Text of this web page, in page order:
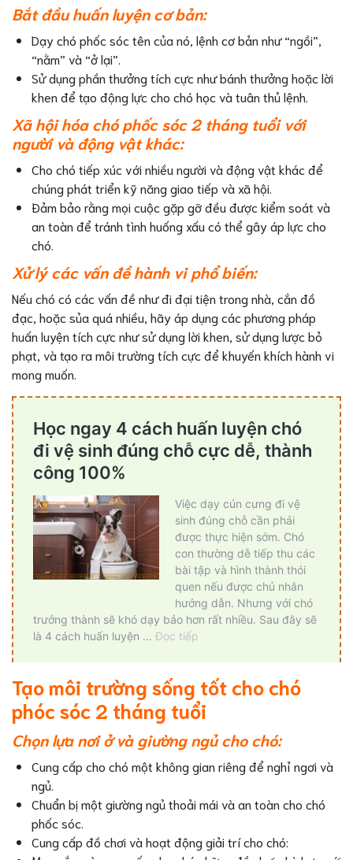
Bắt đầu huấn luyện cơ bản:
Dạy chó phốc sóc tên của nó, lệnh cơ bản như “ngồi”,
“nằm” và “ở lại”.
Sử dụng phần thưởng tích cực như bánh thưởng hoặc lời
khen để tạo động lực cho chó học và tuân thủ lệnh.
Xã hội hóa chó phốc sóc 2 tháng tuổi với
người và động vật khác:
Cho chó tiếp xúc với nhiều người và động vật khác để
chúng phát triển kỹ năng giao tiếp và xã hội.
Đảm bảo rằng mọi cuộc gặp gỡ đều được kiểm soát và
an toàn để tránh tình huống xấu có thể gây áp lực cho
chó.
Xử lý các vấn đề hành vi phổ biến:
Nếu chó có các vấn đề như đi đại tiện trong nhà, cắn đồ
đạc, hoặc sủa quá nhiều, hãy áp dụng các phương pháp
huấn luyện tích cực như sử dụng lời khen, sử dụng lược bỏ
phạt, và tạo ra môi trường tích cực để khuyến khích hành vi
mong muốn.
Tạo môi trường sống tốt cho chó
phóc sóc 2 tháng tuổi
Chọn lựa nơi ở và giường ngủ cho chó:
Cung cấp cho chó một không gian riêng để nghỉ ngơi và
ngủ.
Chuẩn bị một giường ngủ thoải mái và an toàn cho chó
phốc sóc.
Cung cấp đồ chơi và hoạt động giải trí cho chó: